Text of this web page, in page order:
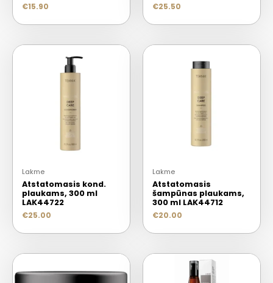
€15.90 €25.50
Lakme
Atstatomasis kond.
plaukams, 300 ml
LAK44722
€25.00
Lakme
Atstatomasis
šampūnas plaukams,
300 ml LAK44712
€20.00